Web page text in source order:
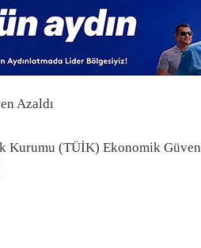
Azaldı
(TÜİK) Ekonomik Güven